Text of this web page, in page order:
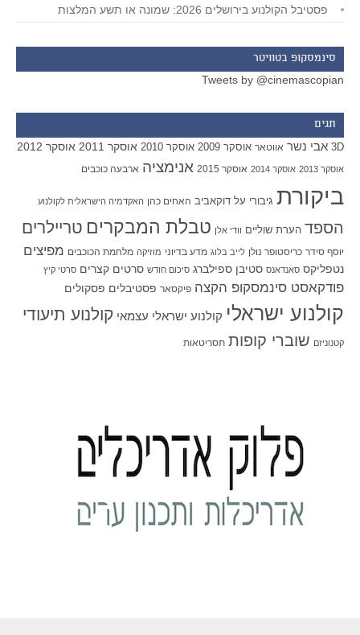
פסטיבל הקולנוע בירושלים 2026: שמונה או תשע המלצות
סינמסקופ בטוויטר
Tweets by @cinemascopian
תגים
3D אבי נשר אווטאר אוסקר 2009 אוסקר 2010 אוסקר 2011 אוסקר 2012
אוסקר 2013 אוסקר 2014 אוסקר 2015 אנימציה ארבעה כוכבים
ביקורת גיבורי על דוקאביב האחים כהן האקדמיה הישראלית לקולנוע
הספד הערת שוליים וודי אלן טבלת המבקרים טריילרים
יוסף סידר כריסטופר נולן לייב בלוג מדע בדיוני מוזיקה מלחמת הכוכבים מפיצים
נטפליקס סאנדאנס סטיבן ספילברג סיכום חודש סרטים קצרים סרטי קיץ
פודקאסט סינמסקופ הקצה פיקסאר פסטיבלים פסקולים
קולנוע ישראלי קולנוע ישראלי עצמאי קולנוע תיעודי
קטנוניזם שוברי קופות תסריטאות